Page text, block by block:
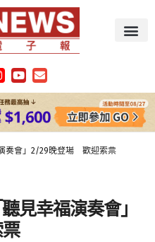
奏會」2/29晚登場 歡迎索票
見幸福演奏會」